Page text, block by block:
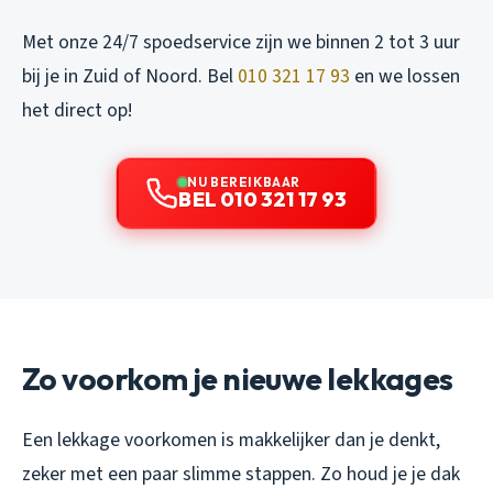
Met onze 24/7 spoedservice zijn we binnen 2 tot 3 uur
bij je in Zuid of Noord. Bel 010 321 17 93 en we lossen
het direct op!
NU BEREIKBAAR
BEL 010 321 17 93
Zo voorkom je nieuwe lekkages
Een lekkage voorkomen is makkelijker dan je denkt,
zeker met een paar slimme stappen. Zo houd je je dak